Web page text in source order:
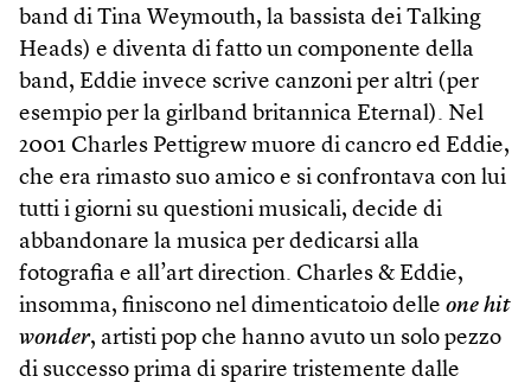
band di Tina Weymouth, la bassista dei Talking
Heads) e diventa di fatto un componente della
band, Eddie invece scrive canzoni per altri (per
esempio per la girlband britannica Eternal). Nel
2001 Charles Pettigrew muore di cancro ed Eddie,
che era rimasto suo amico e si confrontava con lui
tutti i giorni su questioni musicali, decide di
abbandonare la musica per dedicarsi alla
fotografia e all’art direction. Charles & Eddie,
insomma, finiscono nel dimenticatoio delle one hit
wonder, artisti pop che hanno avuto un solo pezzo
di successo prima di sparire tristemente dalle